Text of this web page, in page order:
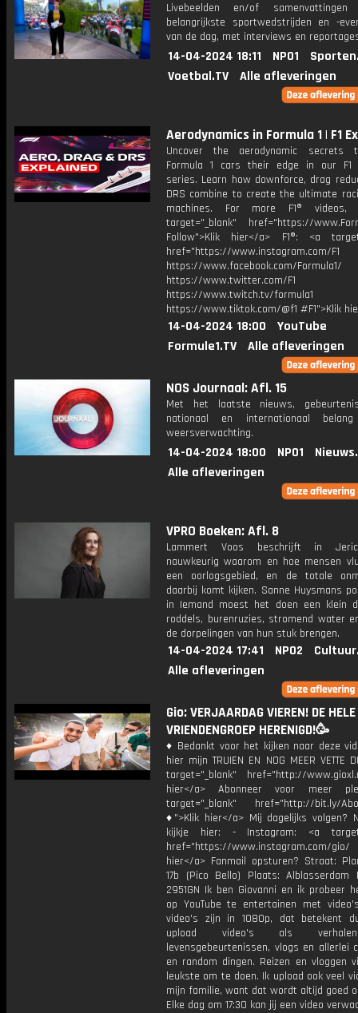
Livebeelden en/of
belangrijkste sportwedstrijden en -
van de dag, met interviews en
14-04-2024 18:11 NPO1
Voetbal.TV
Alle afleveringen
Aerodynamics in Formula 1 | F1
Uncover the aerodynamic secrets
Formula 1 cars their edge in our F1
series. Learn how downforce, drag
DRS combine to create the ultimate
machines. For more F1®
target="_blank" href="https://
Follow">Klik hier</a> F1®: <a
href="https://www.instagram.com/F1
https://www.facebook.com/Formula1/
https://www.twitter.com/F1
https://www.twitch.tv/formula1
https://www.tiktok.com/@f1 #F1">Klik
14-04-2024 18:00
YouTube
Formule1.TV
Alle afleveringen
NOS Journaal: Afl. 15
Met het laatste nieuws,
nationaal en internationaal
weersverwachting.
14-04-2024 18:00 NPO1
Alle afleveringen
VPRO Boeken: Afl. 8
Lammert Voos beschrijft in
nauwkeurig waarom en hoe mensen
een oorlogsgebied, en de totale
daarbij komt kijken. Sanne Huysmans
in Iemand moest het doen een klein
roddels, burenruzies, stromend water
de dorpelingen van hun stuk brengen.
14-04-2024 17:41 NPO2
Alle afleveringen
Gio: VERJAARDAG VIEREN! DE HELE
VRIENDENGROEP HERENIGD!🥳
♦ Bedankt voor het kijken naar deze
hier mijn TRUIEN EN NOG MEER VETTE
target="_blank" href="http://
hier</a> Abonneer voor meer
target="_blank" href="http://bit.ly/
♦">Klik hier</a> Mij dagelijks volgen?
kijkje hier: - Instagram: <a
href="https://www.instagram.com/
hier</a> Fanmail opsturen? Straat:
17b (Pico Bello) Plaats: Alblasserdam
2951GN Ik ben Giovanni en ik probeer
op YouTube te entertainen met
video's zijn in 1080p, dat betekent
upload video's als
levensgebeurtenissen, vlogs en allerlei
en random dingen. Reizen en vloggen
leukste om te doen. Ik upload ook veel
mijn familie, want dat wordt altijd goed
Elke dag om 17:30 kan jij een video